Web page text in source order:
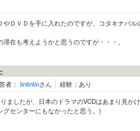
ＤＶＤを手に入れたのですが、コタキナバル
在も考えようかと思うのですが・・・。
者： linlinlinさん
経験：あり
ましたが、日本のドラマのVCDはあまり見か
センターにもなかったと思う。)